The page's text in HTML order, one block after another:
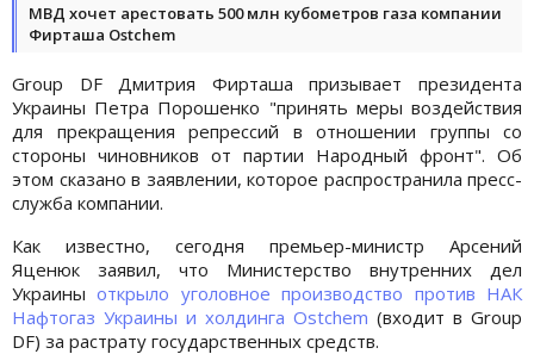
МВД хочет арестовать 500 млн кубометров газа компании
Фирташа Ostchem
Group DF Дмитрия Фирташа призывает президента
Украины Петра Порошенко "принять меры воздействия
для прекращения репрессий в отношении группы со
стороны чиновников от партии Народный фронт". Об
этом сказано в заявлении, которое распространила пресс-
служба компании.
Как известно, сегодня премьер-министр Арсений
Яценюк заявил, что Министерство внутренних дел
Украиныоткрыло уголовное производство против НАК
Нафтогаз Украины и холдинга Ostchem (входит в Group
DF) за растрату государственных средств.